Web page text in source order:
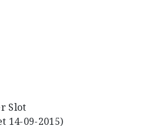
Slot
14-09-2015)